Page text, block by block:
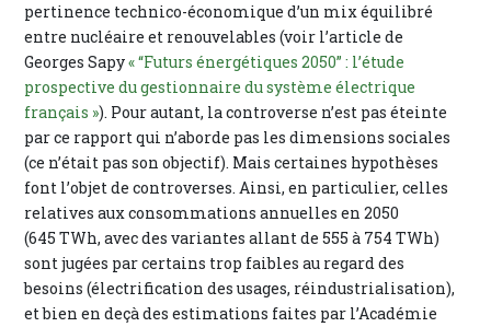
pertinence technico-économique d’un mix équilibré
entre nucléaire et renouvelables (voir l’article de
Georges Sapy« “Futurs énergétiques 2050” : l’étude
prospective du gestionnaire du système électrique
français »). Pour autant, la controverse n’est pas éteinte
par ce rapport qui n’aborde pas les dimensions sociales
(ce n’était pas son objectif). Mais certaines hypothèses
font l’objet de controverses. Ainsi, en particulier, celles
relatives aux consommations annuelles en 2050
(645 TWh, avec des variantes allant de 555 à 754 TWh)
sont jugées par certains trop faibles au regard des
besoins (électrification des usages, réindustrialisation),
et bien en deçà des estimations faites par l’Académie